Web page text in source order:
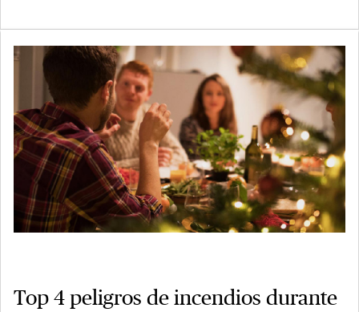
Top 4 peligros de incendios durante